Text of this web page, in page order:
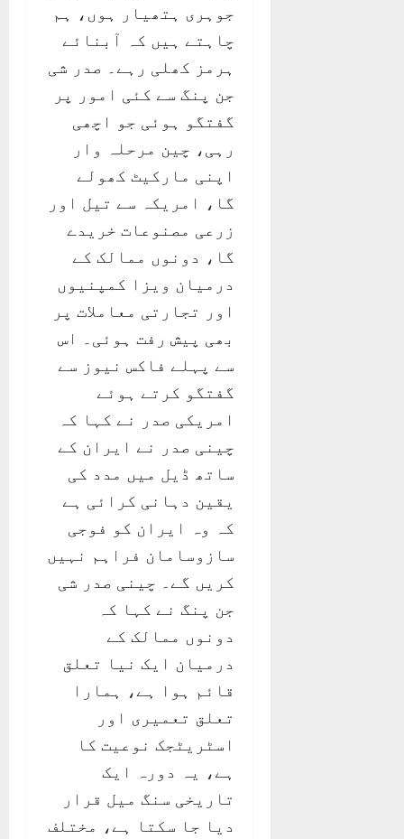
جوہری ہتھیار ہوں، ہم
چاہتے ہیں کہ آبنائے
ہرمز کھلی رہے۔ صدر شی
جن پنگ سے کئی امور پر
گفتگو ہوئی جو اچھی
رہی، چین مرحلہ وار
اپنی مارکیٹ کھولے
گا، امریکہ سے تیل اور
زرعی مصنوعات خریدے
گا، دونوں ممالک کے
درمیان ویزا کمپنیوں
اور تجارتی معاملات پر
بھی پیش رفت ہوئی۔ اس
سے پہلے فاکس نیوز سے
گفتگو کرتے ہوئے
امریکی صدر نے کہا کہ
چینی صدر نے ایران کے
ساتھ ڈیل میں مدد کی
یقین دہانی کرائی ہے
کہ وہ ایران کو فوجی
سازوسامان فراہم نہیں
کریں گے۔ چینی صدر شی
جن پنگ نے کہا کہ
دونوں ممالک کے
درمیان ایک نیا تعلق
قائم ہوا ہے، ہمارا
تعلق تعمیری اور
اسٹریٹجک نوعیت کا
ہے، یہ دورہ ایک
تاریخی سنگ میل قرار
دیا جا سکتا ہے، مختلف